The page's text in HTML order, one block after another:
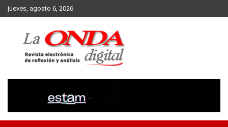
Skip
to
jueves, agosto 6, 2026